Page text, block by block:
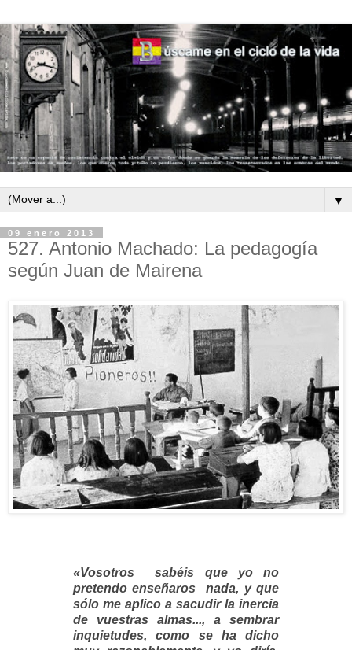
▼
09 enero 2013
527. Antonio Machado: La pedagogía
según Juan de Mairena
«Vosotros sabéis que yo no
pretendo enseñaros nada, y que
sólo me aplico a sacudir la inercia
de vuestras almas..., a sembrar
inquietudes, como se ha dicho